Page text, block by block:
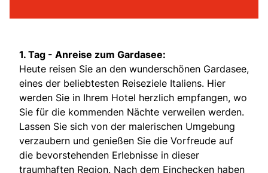
1. Tag - Anreise zum Gardasee:
Heute reisen Sie an den wunderschönen Gardasee,
eines der beliebtesten Reiseziele Italiens. Hier
werden Sie in Ihrem Hotel herzlich empfangen, wo
Sie für die kommenden Nächte verweilen werden.
Lassen Sie sich von der malerischen Umgebung
verzaubern und genießen Sie die Vorfreude auf
die bevorstehenden Erlebnisse in dieser
traumhaften Region. Nach dem Einchecken haben